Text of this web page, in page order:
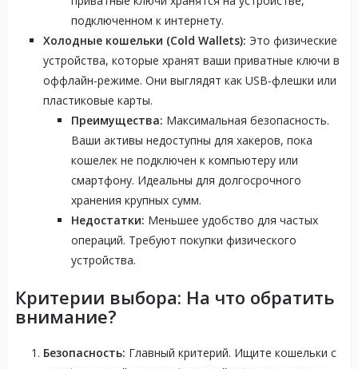
подключенном к интернету.
Холодные кошельки (Cold Wallets): Это физические
устройства, которые хранят ваши приватные ключи в
оффлайн-режиме. Они выглядят как USB-флешки или
пластиковые карты.
Преимущества: Максимальная безопасность.
Ваши активы недоступны для хакеров, пока
кошелек не подключен к компьютеру или
смартфону. Идеальны для долгосрочного
хранения крупных сумм.
Недостатки: Меньшее удобство для частых
операций. Требуют покупки физического
устройства.
Критерии выбора: На что обратить
внимание?
Безопасность: Главный критерий. Ищите кошельки с